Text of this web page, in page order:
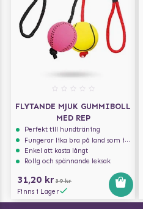
FLYTANDE MJUK GUMMIBOLL
MED REP
Perfekt till hundträning
Fungerar lika bra på land som i vatten
Enkel att kasta långt
Rolig och spännande leksak
31,20 kr 39 kr
Finns i Lager